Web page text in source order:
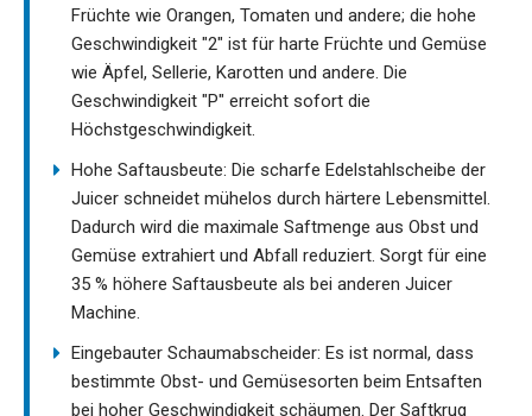
Früchte wie Orangen, Tomaten und andere; die hohe
Geschwindigkeit "2" ist für harte Früchte und Gemüse
wie Äpfel, Sellerie, Karotten und andere. Die
Geschwindigkeit "P" erreicht sofort die
Höchstgeschwindigkeit.
Hohe Saftausbeute: Die scharfe Edelstahlscheibe der
Juicer schneidet mühelos durch härtere Lebensmittel.
Dadurch wird die maximale Saftmenge aus Obst und
Gemüse extrahiert und Abfall reduziert. Sorgt für eine
35 % höhere Saftausbeute als bei anderen Juicer
Machine.
Eingebauter Schaumabscheider: Es ist normal, dass
bestimmte Obst- und Gemüsesorten beim Entsaften
bei hoher Geschwindigkeit schäumen. Der Saftkrug